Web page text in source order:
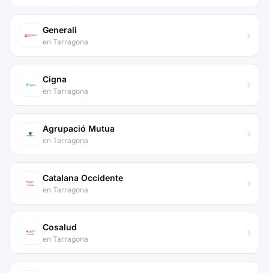
Generali
en Tarragona
Cigna
en Tarragona
Agrupació Mutua
en Tarragona
Catalana Occidente
en Tarragona
Cosalud
en Tarragona